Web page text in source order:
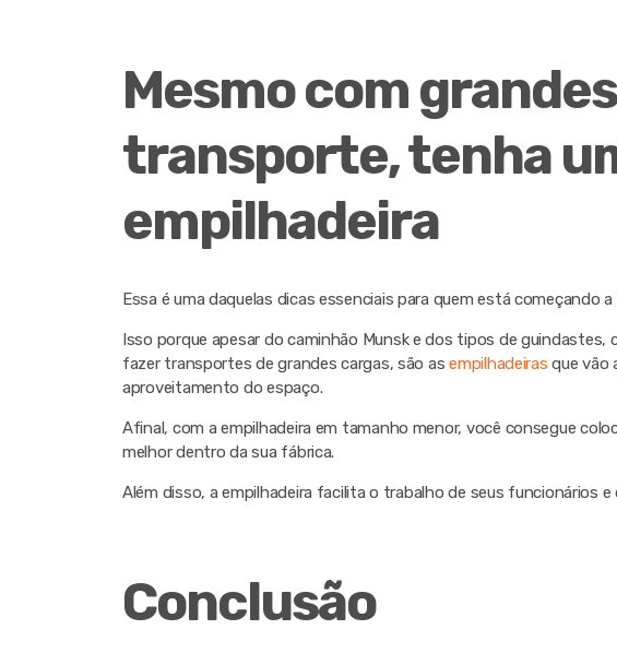
Mesmo com
transporte, tenha
empilhadeira
Essa é uma daquelas dicas essenciais para quem está começando
Isso porque apesar do caminhão Munsk e dos tipos de
fazer transportes de grandes cargas, são asempilhadeiras que vão
aproveitamento do espaço.
Afinal, com a empilhadeira em tamanho menor, você consegue
melhor dentro da sua fábrica.
Além disso, a empilhadeira facilita o trabalho de seus funcionários
Conclusão